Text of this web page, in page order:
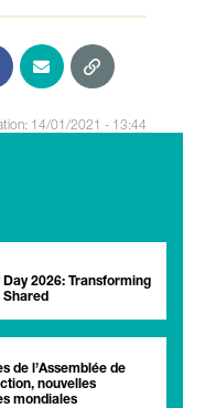
14/01/2021 - 13:44
2026: Transforming
Shared
de l’Assemblée de
nouvelles
mondiales